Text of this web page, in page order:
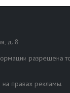
д. 8
разрешена
на правах рекламы.